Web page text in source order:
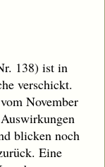
138) ist in
verschickt.
November
blicken noch
Eine